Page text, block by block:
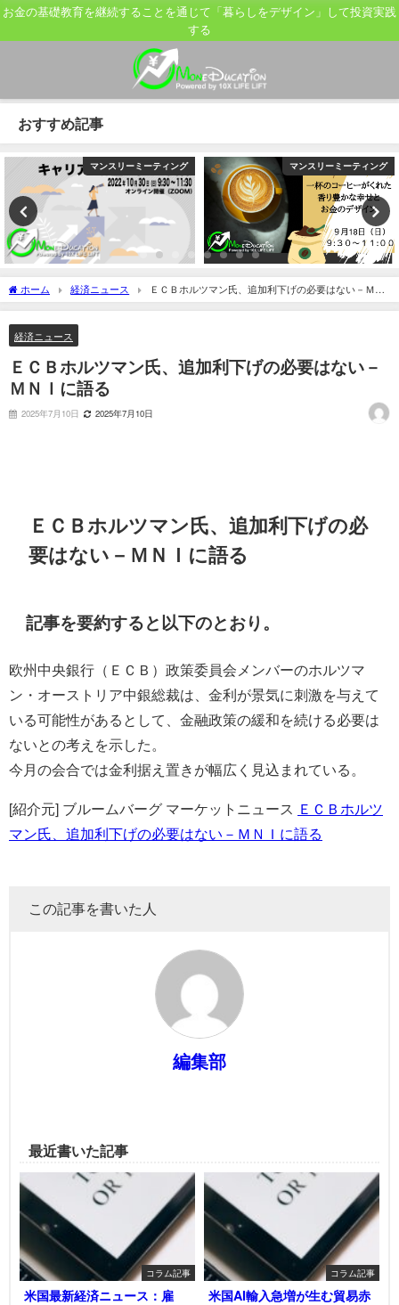
お金の基礎教育を継続することを通じて「暮らしをデザイン」して投資実践
する
おすすめ記事
マンスリーミーティング マンスリーミーティング
ホーム 経済ニュース
ＥＣＢホルツマン氏、追加利下げの必要はない－ＭＮ
Ｉに語る
経済ニュース
ＥＣＢホルツマン氏、追加利下げの必要はない－
ＭＮＩに語る
2025年7月10日 2025年7月10日
ＥＣＢホルツマン氏、追加利下げの必
要はない－ＭＮＩに語る
記事を要約すると以下のとおり。
欧州中央銀行（ＥＣＢ）政策委員会メンバーのホルツマ
ン・オーストリア中銀総裁は、金利が景気に刺激を与えて
いる可能性があるとして、金融政策の緩和を続ける必要は
ないとの考えを示した。
今月の会合では金利据え置きが幅広く見込まれている。
[紹介元] ブルームバーグ マーケットニュース ＥＣＢホルツ
マン氏、追加利下げの必要はない－ＭＮＩに語る
この記事を書いた人
編集部
最近書いた記事
コラム記事
米国最新経済ニュース：雇
コラム記事
米国AI輸入急増が生む貿易赤